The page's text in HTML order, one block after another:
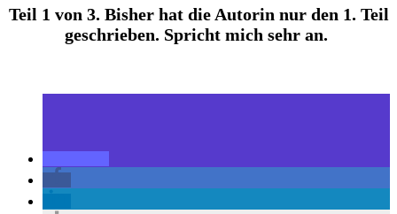
Teil 1 von 3. Bisher hat die Autorin nur den 1. Teil
geschrieben. Spricht mich sehr an.